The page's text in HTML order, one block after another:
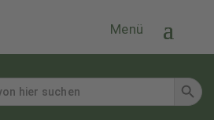
Search Button